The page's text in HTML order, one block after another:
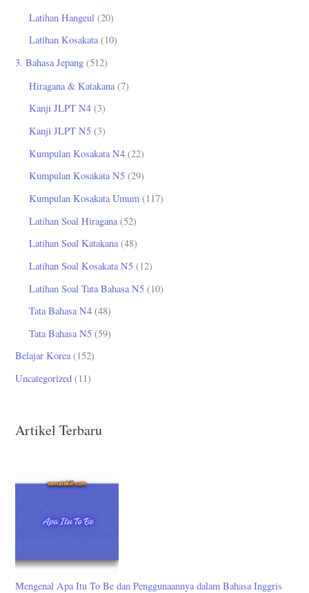
Latihan Hangeul (20)
Latihan Kosakata(10)
3. Bahasa Jepang (512)
Hiragana & Katakana (7)
Kanji JLPT N4 (3)
Kanji JLPT N5 (3)
Kumpulan Kosakata N4 (22)
Kumpulan Kosakata N5 (29)
Kumpulan Kosakata Umum (117)
Latihan Soal Hiragana (52)
Latihan Soal Katakana(48)
Latihan Soal Kosakata N5 (12)
Latihan Soal Tata Bahasa N5 (10)
Tata Bahasa N4 (48)
Tata Bahasa N5 (59)
Belajar Korea(152)
Uncategorized (11)
Artikel Terbaru
Mengenal Apa Itu To Be dan Penggunaannya dalam Bahasa Inggris